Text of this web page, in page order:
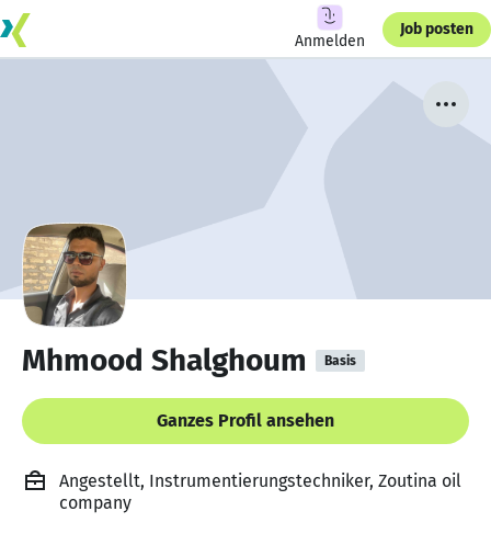
Anmelden
Job posten
‪Mhmood Shalghoum Basis
Ganzes Profil ansehen
Angestellt, Instrumentierungstechniker, Zoutina oil
company